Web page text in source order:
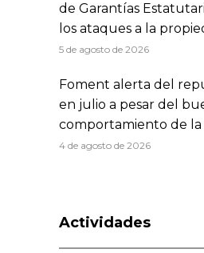
de Garantías
los ataques a la
5 de agosto de 2026
Foment alerta del
en julio a pesar del
comportamiento de la
4 de agosto de 2026
Actividades